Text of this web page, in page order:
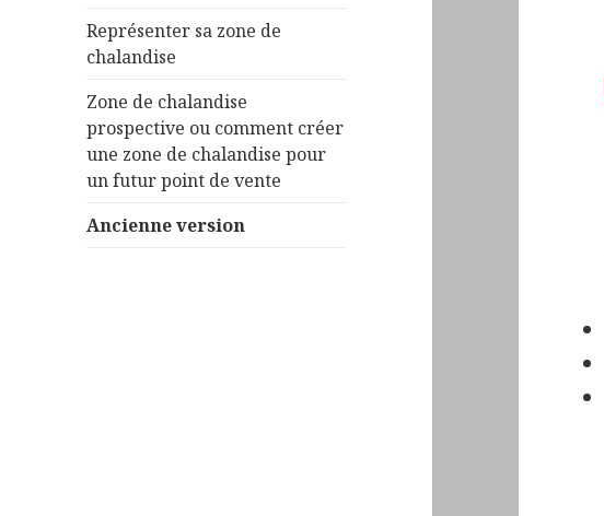
Représenter sa zone de
chalandise
Zone de chalandise
prospective ou comment créer
une zone de chalandise pour
un futur point de vente
Ancienne version